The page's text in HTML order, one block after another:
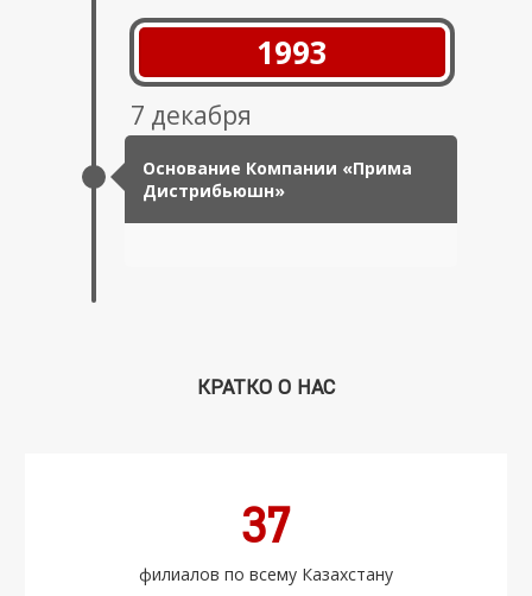
1993
7 декабря
Основание Компании «Прима
Дистрибьюшн»
КРАТКО О НАС
37
филиалов по всему Казахстану